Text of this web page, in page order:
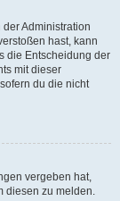
Administration
hast, kann
die Entscheidung der
mit dieser
du die nicht
vergeben hat,
diesen zu melden.